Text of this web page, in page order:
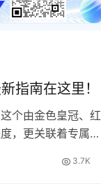
指南在这里！
个由金色皇冠、红
，更关联着专属优
3.7K